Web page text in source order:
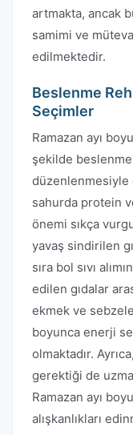
artmakta, ancak
samimi ve
edilmektedir.
Beslenme
Seçimler
Ramazan ayı
şekilde
düzenlenmesiyle
sahurda protein
önemi sıkça
yavaş sindirilen
sıra bol sıvı
edilen gıdalar
ekmek ve
boyunca enerji
olmaktadır.
gerektiği de
Ramazan ayı
alışkanlıkları